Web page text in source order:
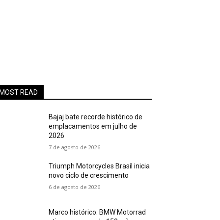
MOST READ
Bajaj bate recorde histórico de
emplacamentos em julho de
2026
7 de agosto de 2026
Triumph Motorcycles Brasil inicia
novo ciclo de crescimento
6 de agosto de 2026
Marco histórico: BMW Motorrad